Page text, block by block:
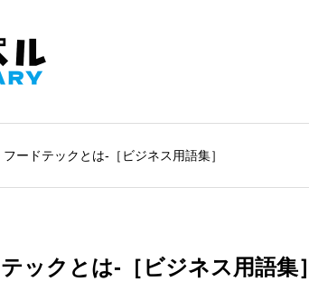
フードテックとは-［ビジネス用語集］
ックとは-［ビジネス用語集］